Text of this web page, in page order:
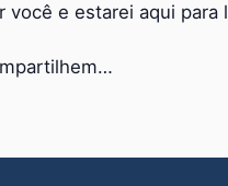
e estarei aqui